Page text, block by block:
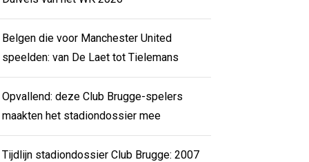
Belgen die voor Manchester United
speelden: van De Laet tot Tielemans
Opvallend: deze Club Brugge-spelers
maakten het stadiondossier mee
Tijdlijn stadiondossier Club Brugge: 2007